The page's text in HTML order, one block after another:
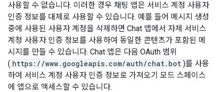
사용할 수 없습니다. 이러한 경우 채팅 앱은 서비스 계정 사용자
인증 정보를 대체로 사용할 수 있습니다. 예를 들어 메시지 생성
중에 사용된 사용자 계정을 삭제하면 Chat 앱에서 자체 서비스
계정 사용자 인증 정보를 사용하여 동일한 콘텐츠가 포함된 메
시지를 만들 수 있습니다. Chat 앱은 다음 OAuth 범위
( https://www.googleapis.com/auth/chat.bot )를 사용
하여 서비스 계정 사용자 인증 정보로 가져오기 모드 스페이스
에 앱으로 액세스할 수 있습니다.